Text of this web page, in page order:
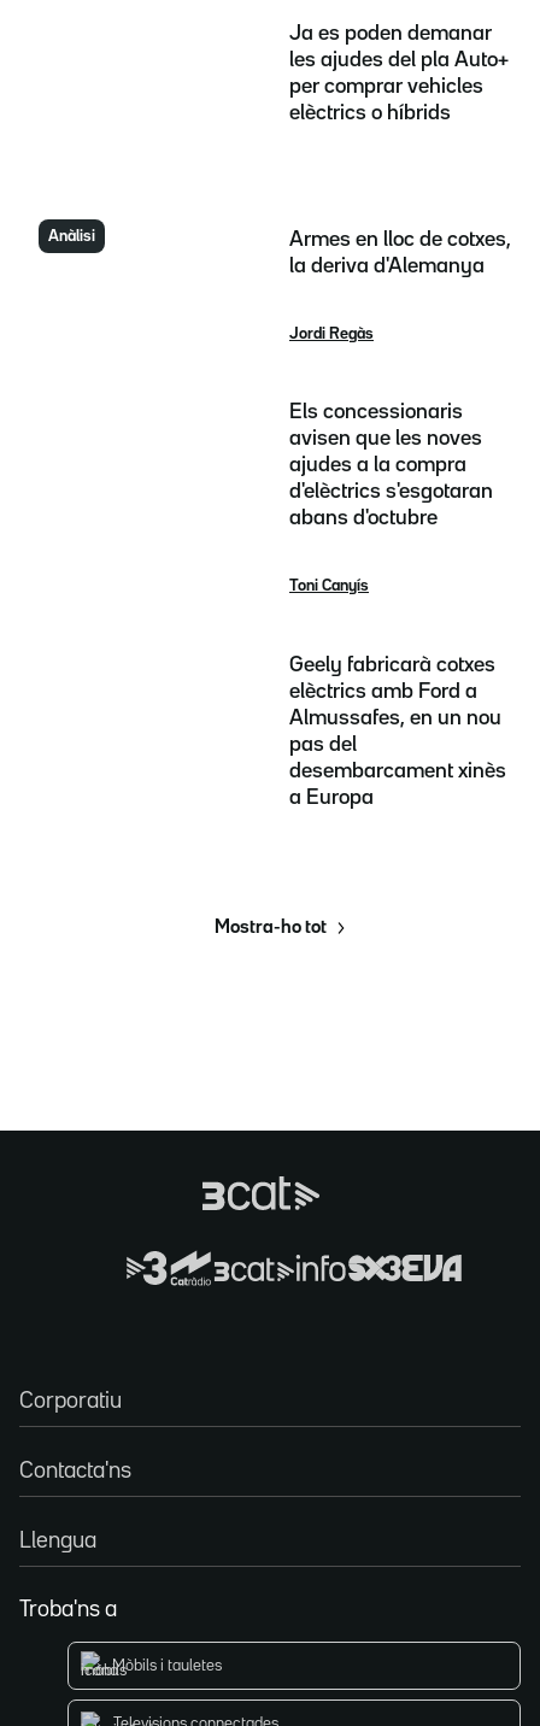
Ja es poden demanar
les ajudes del pla Auto+
per comprar vehicles
elèctrics o híbrids
Anàlisi
Armes en lloc de cotxes,
la deriva d'Alemanya
Jordi Regàs
Els concessionaris
avisen que les noves
ajudes a la compra
d'elèctrics s'esgotaran
abans d'octubre
Toni Canyís
Geely fabricarà cotxes
elèctrics amb Ford a
Almussafes, en un nou
pas del
desembarcament xinès
a Europa
Mostra-ho tot
Corporatiu
Contacta'ns
Llengua
Troba'ns a
Mòbils i tauletes